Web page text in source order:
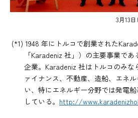
3月13
(*1) 1948 年にトルコで創業された
「Karadeniz 社」）の主要事業で
企業。Karadeniz 社はトルコのみな
ァイナンス、不動産、造船、エネ
い、特にエネルギー分野では発電
している。 http://